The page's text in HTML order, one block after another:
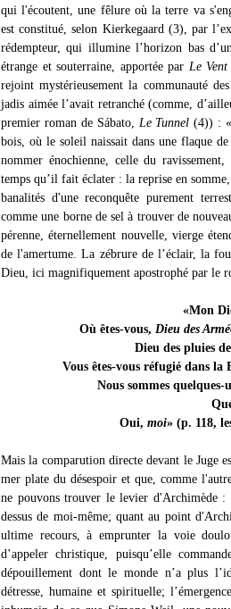
qui l'écoutent, une fêlure où la terre va
est constitué, selon Kierkegaard (3), par
rédempteur, qui illumine l’horizon bas
étrange et souterraine, apportée par Le
rejoint mystérieusement la communauté
jadis aimée l’avait retranché (comme,
premier roman de Sábato, Le Tunnel (4)) :
bois, où le soleil naissait dans une flaque
nommer énochienne, celle du
temps qu’il fait éclater : la reprise en
banalités d'une reconquête purement
comme une borne de sel à trouver de
pérenne, éternellement nouvelle, vierge
de l'amertume. La zébrure de l’éclair, la
Dieu, ici magnifiquement apostrophé par le
«Mon
Où êtes-vous, Dieu des
Dieu des pluies
Vous êtes-vous réfugié dans
Nous sommes quelques-
Oui, moi» (p. 118,
Mais la comparution directe devant le Juge
mer plate du désespoir et que, comme
ne pouvons trouver le levier d'Archimède
dessus de moi-même; quant au point
ultime recours, à emprunter la voie
d’appeler christique, puisqu’elle
dépouillement dont le monde n’a plus
détresse, humaine et spirituelle;